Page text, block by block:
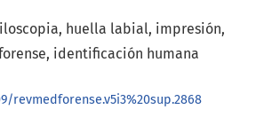
huella labial, impresión,
identificación humana
revmedforense.v5i3%20sup.2868